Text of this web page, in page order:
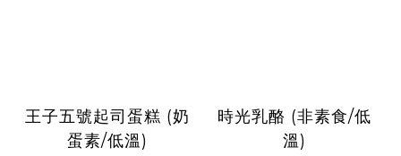
王子五號起司蛋糕 (奶
蛋素/低溫)
時光乳酪 (非素食/低
溫)